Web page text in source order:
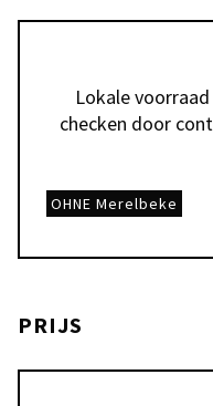
Lokale
checken door
OHNE Merelbeke
PRIJS